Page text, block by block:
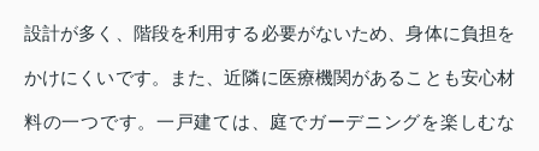
設計が多く、階段を利用する必要がないため、身体に負担を
かけにくいです。また、近隣に医療機関があることも安心材
料の一つです。一戸建ては、庭でガーデニングを楽しむな